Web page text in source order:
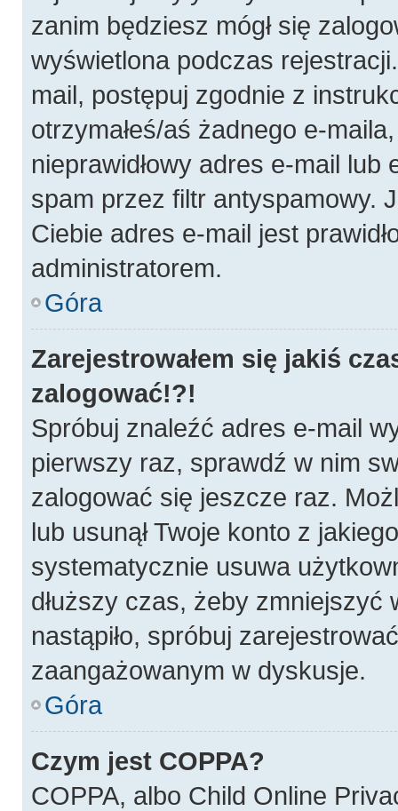
zanim będziesz mógł się
wyświetlona podczas
mail, postępuj zgodnie z
otrzymałeś/aś żadnego e-
nieprawidłowy adres e-mail lub
spam przez filtr antyspamowy.
Ciebie adres e-mail jest
administratorem.
Góra
Zarejestrowałem się jakiś
zalogować!?!
Spróbuj znaleźć adres e-mail
pierwszy raz, sprawdź w nim
zalogować się jeszcze raz.
lub usunął Twoje konto z
systematycznie usuwa
dłuższy czas, żeby
nastąpiło, spróbuj
zaangażowanym w dyskusje.
Góra
Czym jest COPPA?
COPPA, albo Child Online